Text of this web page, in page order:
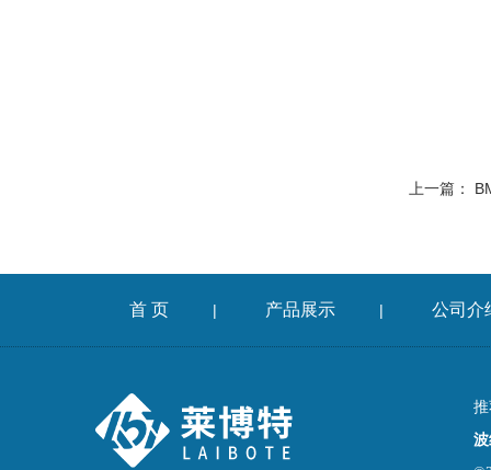
上一篇：
首 页 | 产品展示 | 公司介